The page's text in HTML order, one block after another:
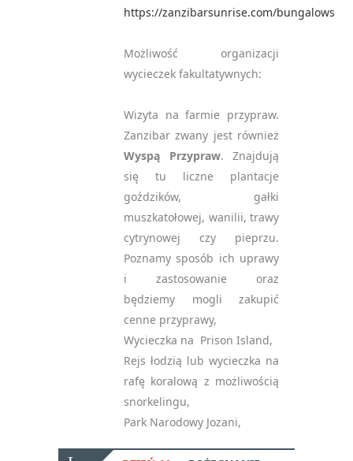
NEWSLETTER
— ZAPISZ SIĘ, ABY
OTRZYMYWAĆ
NAJNOWSZE
INFORMACJE
https://zanzibarsunrise.com/bungalows
Możliwość organizacji
wycieczek fakultatywnych:
Wizyta na farmie przypraw.
Zanzibar zwany jest również
Wyspą Przypraw. Znajdują
się tu liczne plantacje
goździków, gałki
muszkatołowej, wanilii, trawy
cytrynowej czy pieprzu.
Poznamy sposób ich uprawy
i zastosowanie oraz
będziemy mogli zakupić
cenne przyprawy,
Wycieczka na Prison Island,
Rejs łodzią lub wycieczka na
rafę koralową z możliwością
snorkelingu,
Park Narodowy Jozani,